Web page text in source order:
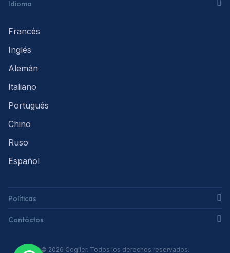
Idioma
Francés
Inglés
Alemán
Italiano
Portugués
Chino
Ruso
Español
Políticas
Contáctos
© 2026 Cogiler. Todos los derechos reservados.